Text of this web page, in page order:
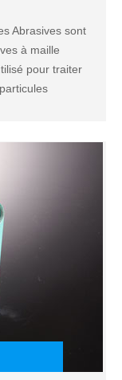
Abrasives sont
à maille
pour traiter